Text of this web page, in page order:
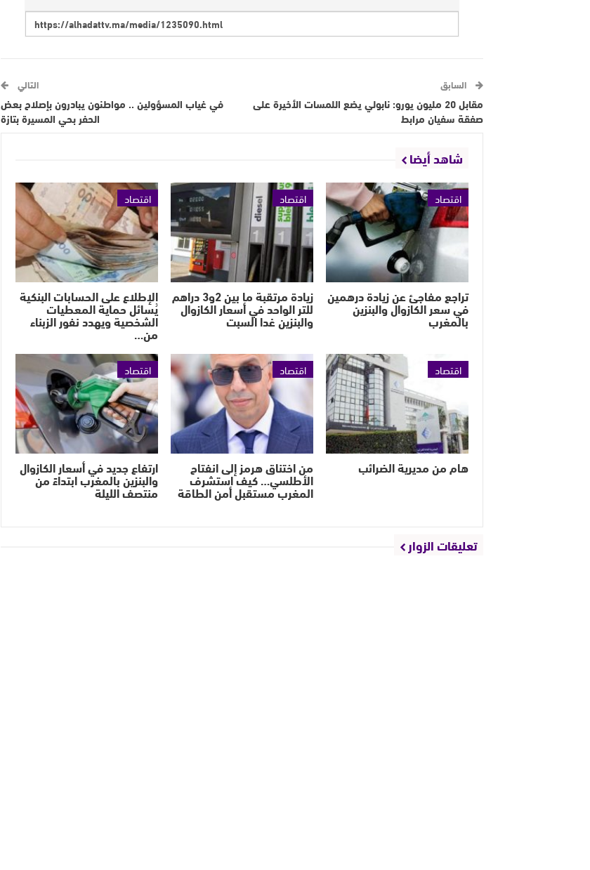
السابق
مقابل 20 مليون يورو: نابولي يضع اللمسات الأخيرة على
صفقة سفيان مرابط
التالي
في غياب المسؤولين .. مواطنون يبادرون بإصلاح بعض
الحفر بحي المسيرة بتازة
شاهد أيضا
اقتصاد
تراجع مفاجئ عن زيادة درهمين
في سعر الكازوال والبنزين
بالمغرب
اقتصاد
زيادة مرتقبة ما بين 2و3 دراهم
للتر الواحد في أسعار الكازوال
والبنزين غدا السبت
اقتصاد
الإطلاع على الحسابات البنكية
يُسائل حماية المعطيات
الشخصية ويهدد نفور الزبناء
من…
اقتصاد
هام من مديرية الضرائب
اقتصاد
من اختناق هرمز إلى انفتاح
الأطلسي… كيف استشرف
المغرب مستقبل أمن الطاقة
اقتصاد
ارتفاع جديد في أسعار الكازوال
والبنزين بالمغرب ابتداءً من
منتصف الليلة
تعليقات الزوار